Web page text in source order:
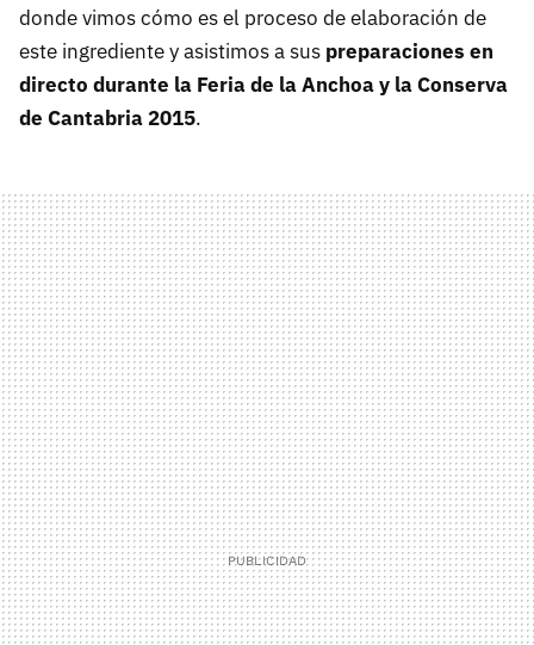
donde vimos cómo es el proceso de elaboración de
este ingrediente y asistimos a sus preparaciones en
directo durante la Feria de la Anchoa y la Conserva
de Cantabria 2015.